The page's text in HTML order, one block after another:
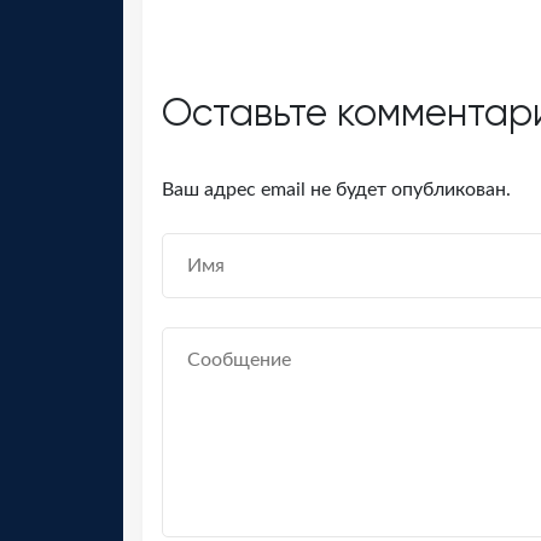
Оставьте
Ваш адрес email не будет опубликован.